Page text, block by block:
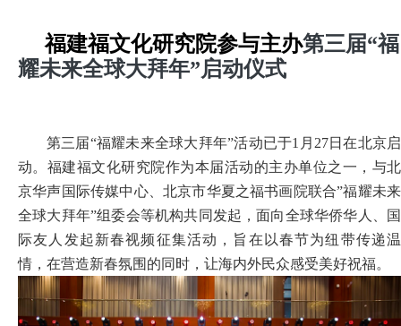
福建福文化研究院参与主办第三届“福
耀未来全球大拜年”启动仪式
第三届“福耀未来全球大拜年”活动已于1月27日在北京启
动。 福建福文化研究院作为本届活动的主办单位之一，与北
京华声国际传媒中心、北京市华夏之福书画院联合”福耀未来
全球大拜年”组委会等机构共同发起，面向全球华侨华人、国
际友人发起新春视频征集活动 ，旨在以春节为纽带传递温
情，在营造新春氛围的同时，让海内外民众感受美好祝福。